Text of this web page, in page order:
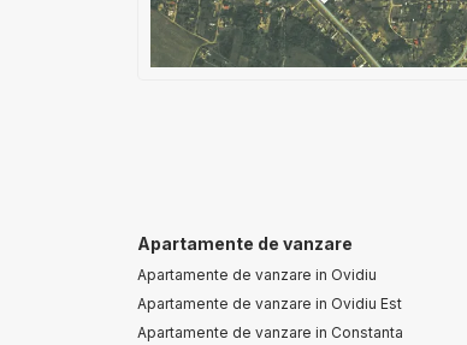
Apartamente de vanzare
Apartamente de vanzare in Ovidiu
Apartamente de vanzare in Ovidiu Est
Apartamente de vanzare in Constanta